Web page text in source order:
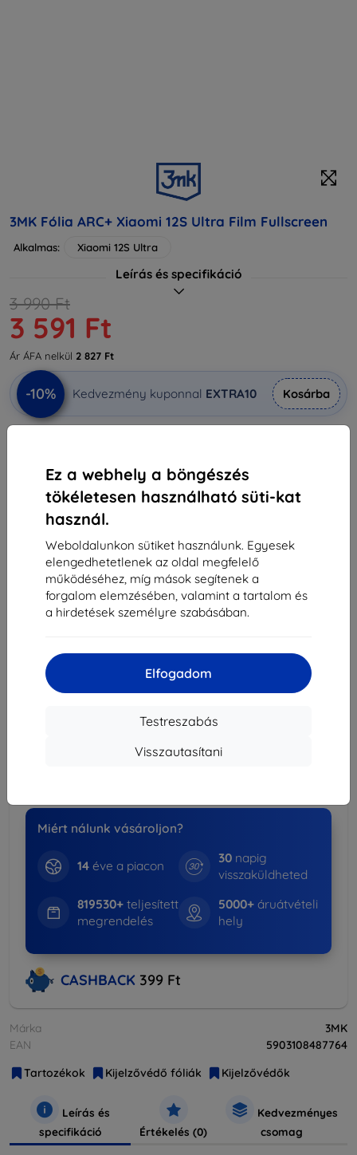
Ez a webhely a böngészés
tökéletesen használható süti-kat
használ.
Weboldalunkon sütiket használunk. Egyesek
elengedhetetlenek az oldal megfelelő
működéséhez, míg mások segítenek a
forgalom elemzésében, valamint a tartalom és
a hirdetések személyre szabásában.
Elfogadom
Testreszabás
Visszautasítani
3MK Fólia ARC+ Xiaomi 12S Ultra Film Fullscreen
Alkalmas: Xiaomi 12S Ultra
Leírás és specifikáció
3 990 Ft
3 591 Ft
Ár ÁFA nelkül 2 827 Ft
-10% Kedvezmény kuponnal EXTRA10 Kosárba
Mennyiségi kedvezmények
2db
10%
3 591 Ft/db
Szállítás 17. augusztus - 18. augusztus
Szállítási költség-tól990 Ft
(Ingyenes 30 000
Kedvezményes csomag
Tokok + Kijelzővédők
Miért nálunk vásároljon?
14éve a piacon
30 napig
visszaküldheted
819530+teljesített
megrendelés
5000+ áruátvételi
hely
CASHBACK 399 Ft
Márka
3MK
EAN
5903108487764
Tartozékok
Kijelzővédő fóliák Kijelzővédők
Leírás és
specifikáció
Értékelés (0)
Kedvezményes
csomag